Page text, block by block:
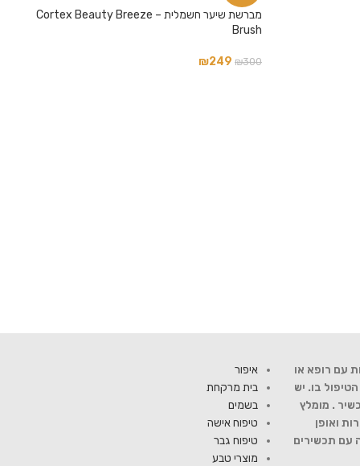
מברשת שיער חשמלית – Cortex Beauty Breeze
Brush
₪300
₪249
איפור
בית מרקחת
בשמים
טיפוח אישה
טיפוח גבר
מוצרי טבע
עם רופא או
בו. יש
. מומלץ
ואופן
עם תכשירים